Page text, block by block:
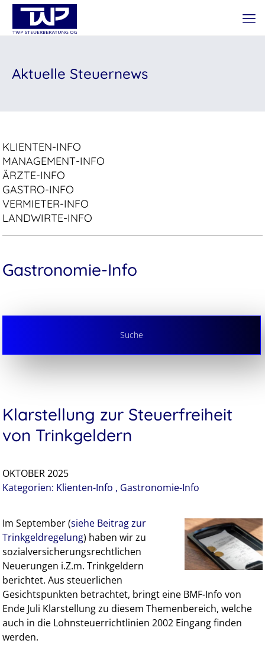
Aktuelle Steuernews
KLIENTEN-INFO
MANAGEMENT-INFO
ÄRZTE-INFO
GASTRO-INFO
VERMIETER-INFO
LANDWIRTE-INFO
Gastronomie-Info
Suche
Klarstellung zur Steuerfreiheit
von Trinkgeldern
OKTOBER 2025
Kategorien: Klienten-Info , Gastronomie-Info
Im September (siehe Beitrag zur
Trinkgeldregelung) haben wir zu
sozialversicherungsrechtlichen
Neuerungen i.Z.m. Trinkgeldern
berichtet. Aus steuerlichen
Gesichtspunkten betrachtet, bringt eine BMF-Info von
Ende Juli Klarstellung zu diesem Themenbereich, welche
auch in die Lohnsteuerrichtlinien 2002 Eingang finden
werden.